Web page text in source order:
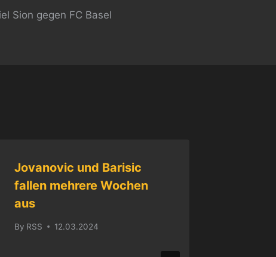
Sion gegen FC Basel
Jovanovic und Barisic
fallen mehrere Wochen
aus
By RSS 12.03.2024